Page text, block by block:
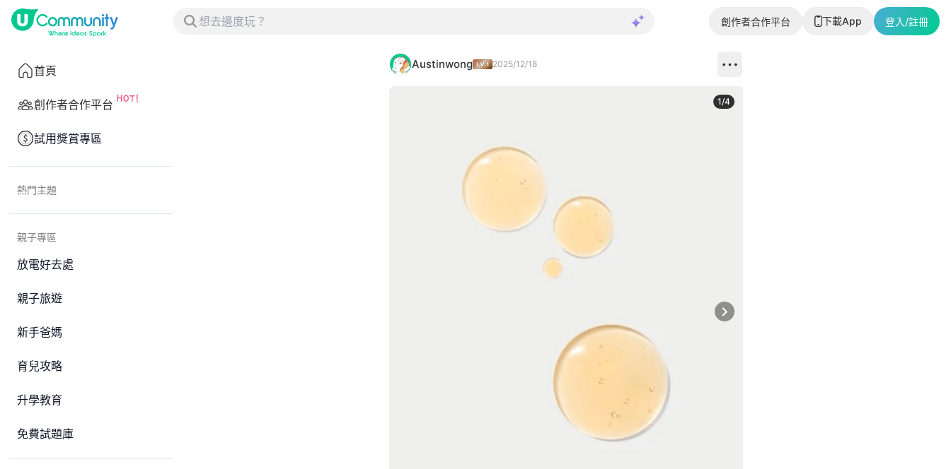
創作者合作平台 下載App 登入/註冊
首頁
創作者合作平台
試用獎賞專區
熱門主題
親子專區
放電好去處
親子旅遊
新手爸媽
育兒攻略
升學教育
免費試題庫
Austinwong 2025/12/18
Next slide
1/4